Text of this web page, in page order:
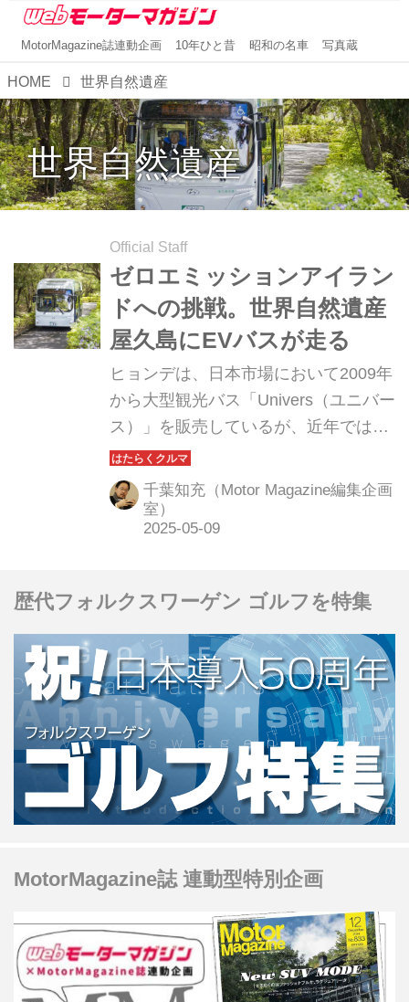
MotorMagazine誌連動企画 10年ひと昔 昭和の名車 写真蔵
HOME 世界自然遺産
世界自然遺産
Official Staff
ゼロエミッションアイラン
ドへの挑戦。世界自然遺産
屋久島にEVバスが走る
ヒョンデは、日本市場において2009年
から大型観光バス「Univers（ユニバー
ス）」を販売しているが、近年ではこ
うしたバスのZEV（ゼロエミッション
ヴィークル）化にも積極的である。そ
のひとつが中型電気バス「ELEC CITY
TOWN（エレクシティタウン）」だ。
界自然遺産 屋久島を走ることになっ
た。
千葉知充（Motor Magazine編集企画
室）
歴代フォルクスワーゲン ゴルフを特集
MotorMagazine誌 連動型特別企画